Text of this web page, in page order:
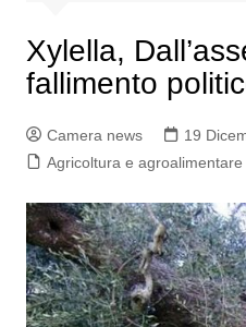
Xylella,
fallimento
Camera news
19
Agricoltura e agroalimentare